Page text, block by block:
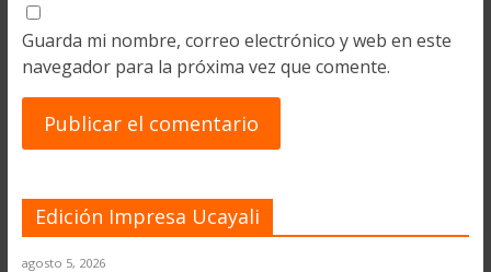
Guarda mi nombre, correo electrónico y web en este
navegador para la próxima vez que comente.
Edición Impresa Ucayali
agosto 5, 2026